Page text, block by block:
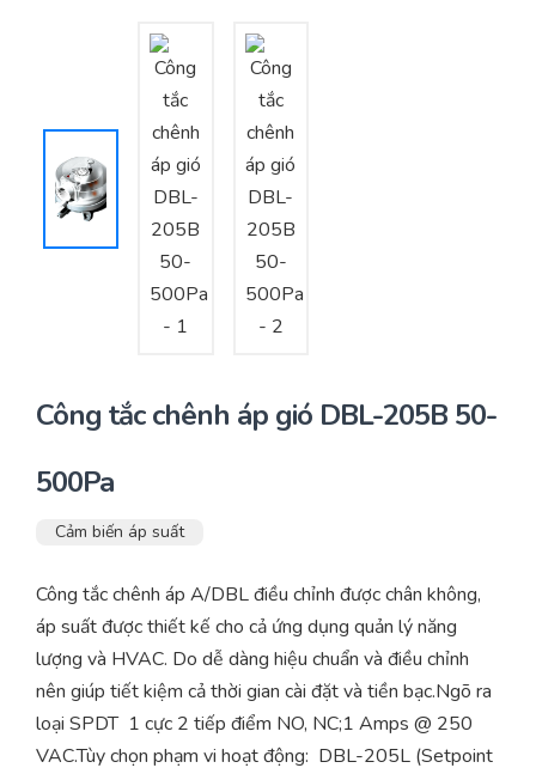
Thi công – Lắp đặt hệ thống HVAC
Công tắc chênh áp gió DBL-205B 50-
500Pa
Cảm biến áp suất
Công tắc chênh áp A/DBL điều chỉnh được chân không,
áp suất được thiết kế cho cả ứng dụng quản lý năng
lượng và HVAC. Do dễ dàng hiệu chuẩn và điều chỉnh
nên giúp tiết kiệm cả thời gian cài đặt và tiền bạc.Ngõ ra
loại SPDT 1 cực 2 tiếp điểm NO, NC;1 Amps @ 250
VAC.Tùy chọn phạm vi hoạt động: DBL-205L (Setpoint